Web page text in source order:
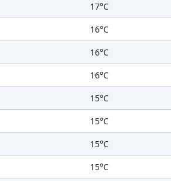
17°C
16°C
16°C
16°C
15°C
15°C
15°C
15°C